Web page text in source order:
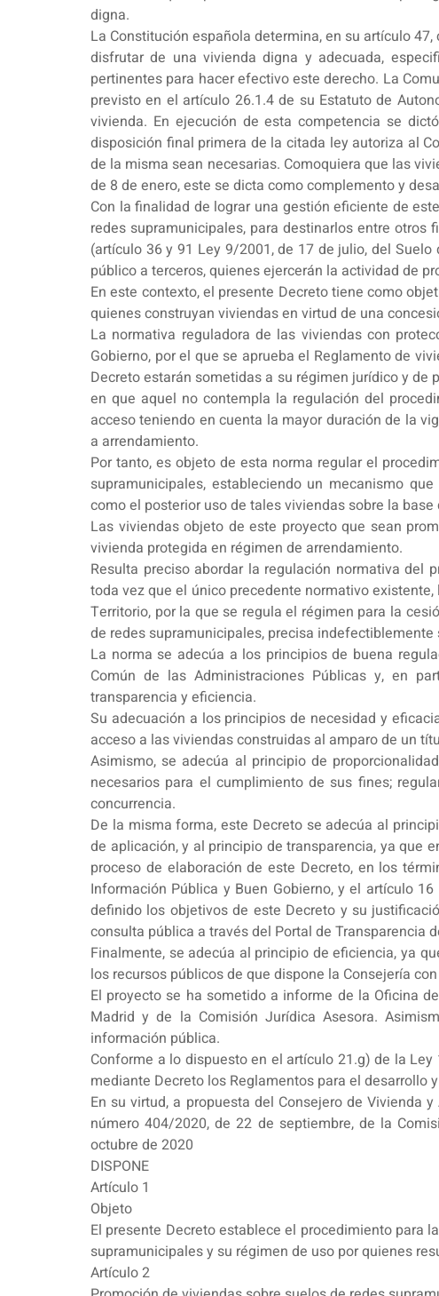
digna.
La Constitución española determina, en su artículo
disfrutar de una vivienda digna y adecuada,
pertinentes para hacer efectivo este derecho. La
previsto en el artículo 26.1.4 de su Estatuto de
vivienda. En ejecución de esta competencia se
disposición final primera de la citada ley autoriza al
de la misma sean necesarias. Comoquiera que las
de 8 de enero, este se dicta como complemento y
Con la finalidad de lograr una gestión eficiente de
redes supramunicipales, para destinarlos entre
(artículo 36 y 91 Ley 9/2001, de 17 de julio, del
público a terceros, quienes ejercerán la actividad de
En este contexto, el presente Decreto tiene como
quienes construyan viviendas en virtud de una
La normativa reguladora de las viviendas con
Gobierno, por el que se aprueba el Reglamento de
Decreto estarán sometidas a su régimen jurídico y
en que aquel no contempla la regulación del
acceso teniendo en cuenta la mayor duración de la
a arrendamiento.
Por tanto, es objeto de esta norma regular el
supramunicipales, estableciendo un mecanismo
como el posterior uso de tales viviendas sobre la
Las viviendas objeto de este proyecto que sean
vivienda protegida en régimen de arrendamiento.
Resulta preciso abordar la regulación normativa del
toda vez que el único precedente normativo
Territorio, por la que se regula el régimen para la
de redes supramunicipales, precisa indefectiblemente
La norma se adecúa a los principios de buena
Común de las Administraciones Públicas y, en
transparencia y eficiencia.
Su adecuación a los principios de necesidad y
acceso a las viviendas construidas al amparo de un
Asimismo, se adecúa al principio de
necesarios para el cumplimiento de sus fines;
concurrencia.
De la misma forma, este Decreto se adecúa al
de aplicación, y al principio de transparencia, ya que
proceso de elaboración de este Decreto, en los
Información Pública y Buen Gobierno, y el artículo
definido los objetivos de este Decreto y su
consulta pública a través del Portal de Transparencia
Finalmente, se adecúa al principio de eficiencia, ya
los recursos públicos de que dispone la Consejería
El proyecto se ha sometido a informe de la Oficina
Madrid y de la Comisión Jurídica Asesora.
información pública.
Conforme a lo dispuesto en el artículo 21.g) de la
mediante Decreto los Reglamentos para el desarrollo
En su virtud, a propuesta del Consejero de Vivienda
número 404/2020, de 22 de septiembre, de la
octubre de 2020
DISPONE
Artículo 1
Objeto
El presente Decreto establece el procedimiento para
supramunicipales y su régimen de uso por quienes
Artículo 2